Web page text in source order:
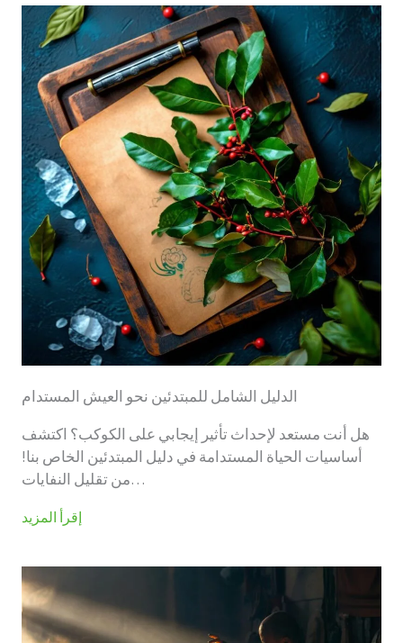
الدليل الشامل للمبتدئين نحو العيش المستدام
هل أنت مستعد لإحداث تأثير إيجابي على الكوكب؟ اكتشف
أساسيات الحياة المستدامة في دليل المبتدئين الخاص بنا!
من تقليل النفايات…
إقرأ المزيد